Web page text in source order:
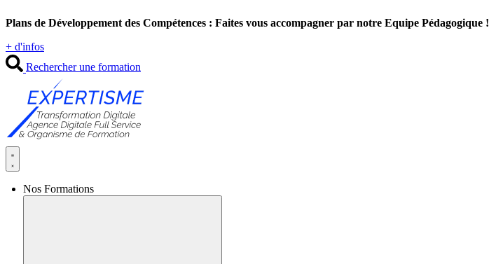
au
Plans de Développement des Compétences : Faites vous accompagner par notre Equipe Pédagogique !
+ d'infos
Rechercher une formation
Nos Formations